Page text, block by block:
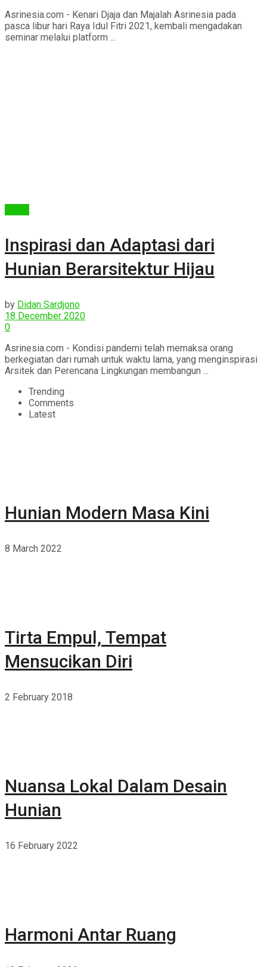
Asrinesia.com - Kenari Djaja dan Majalah Asrinesia pada
pasca libur hari Raya Idul Fitri 2021, kembali mengadakan
seminar melalui platform ...
Inspirasi dan Adaptasi dari
Hunian Berarsitektur Hijau
by Didan Sardjono
18 December 2020
0
Asrinesia.com - Kondisi pandemi telah memaksa orang
berkegiatan dari rumah untuk waktu lama, yang menginspirasi
Arsitek dan Perencana Lingkungan membangun ...
Trending
Comments
Latest
Hunian Modern Masa Kini
8 March 2022
Tirta Empul, Tempat
Mensucikan Diri
2 February 2018
Nuansa Lokal Dalam Desain
Hunian
16 February 2022
Harmoni Antar Ruang